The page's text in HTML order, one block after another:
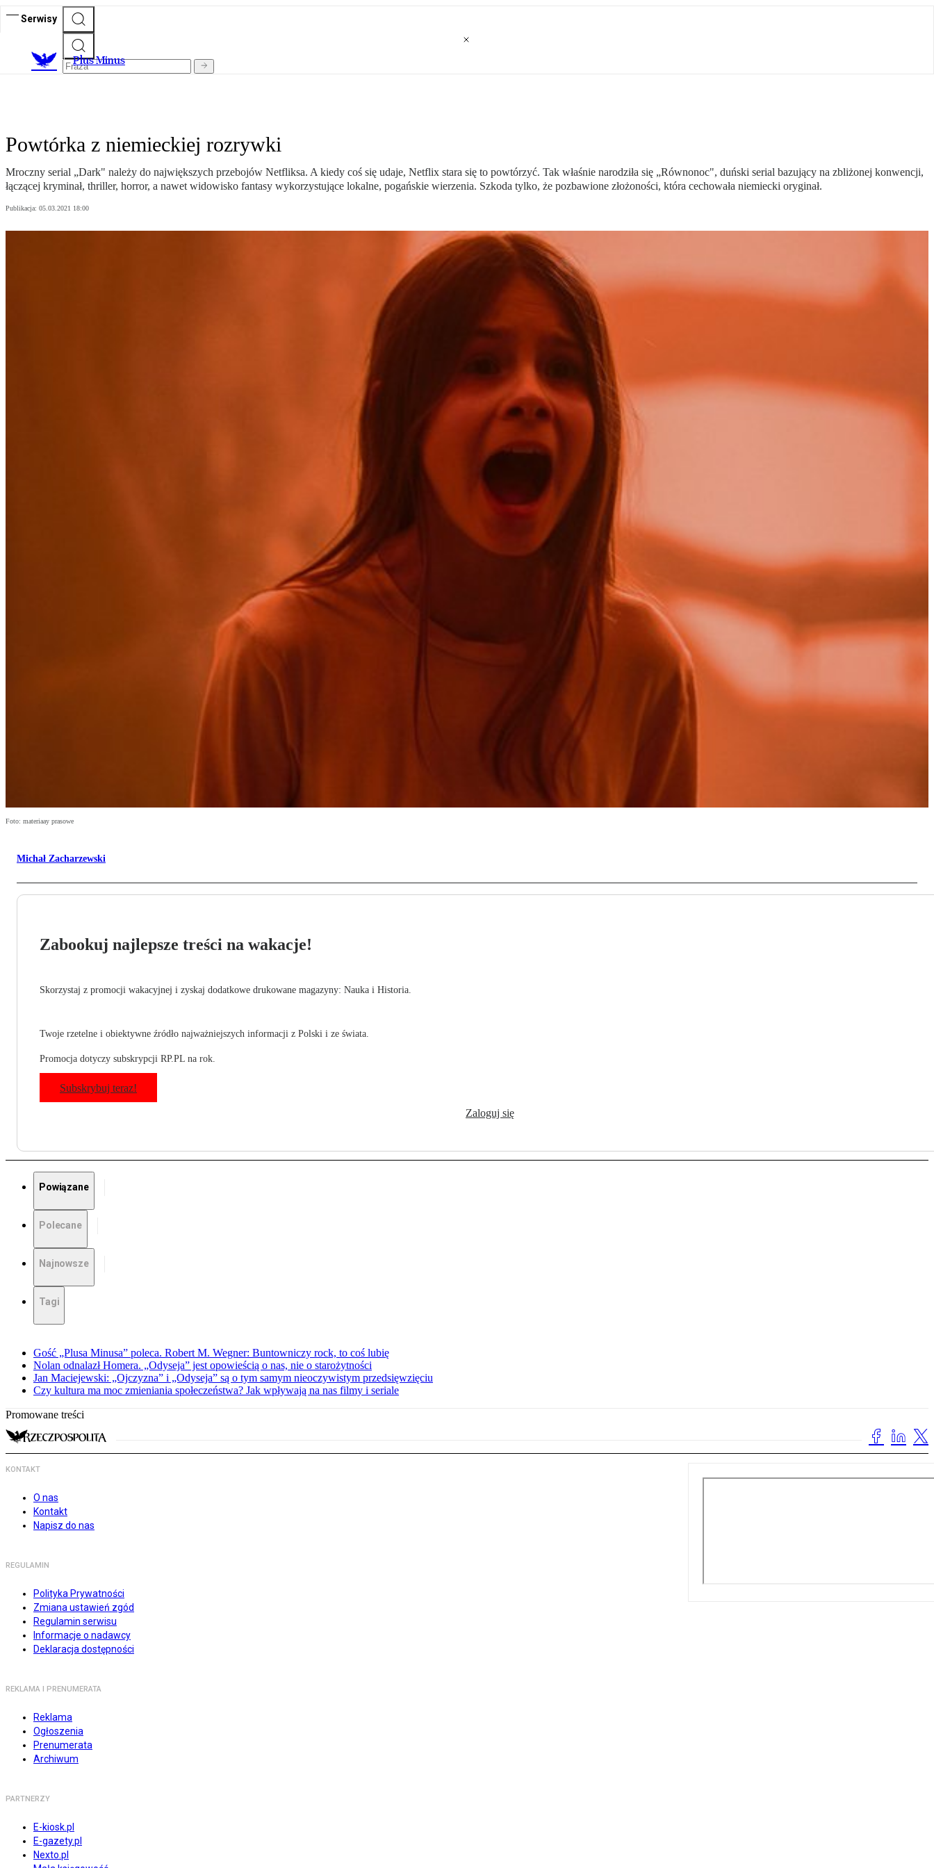
Serwisy
Plus Minus
Powtórka z niemieckiej rozrywki
Mroczny serial „Dark" należy do największych przebojów Netfliksa. A kiedy coś się udaje, Netflix stara się to powtórzyć. Tak właśnie narodziła się „Równonoc", duński serial bazujący na zbliżonej konwencji,
łączącej kryminał, thriller, horror, a nawet widowisko fantasy wykorzystujące lokalne, pogańskie wierzenia. Szkoda tylko, że pozbawione złożoności, która cechowała niemiecki oryginał.
Publikacja: 05.03.2021 18:00
Foto: materiaay prasowe
Michał Zacharzewski
Zabookuj najlepsze treści na wakacje!
Skorzystaj z promocji wakacyjnej i zyskaj dodatkowe drukowane magazyny: Nauka i Historia.
Twoje rzetelne i obiektywne źródło najważniejszych informacji z Polski i ze świata.
Promocja dotyczy subskrypcji RP.PL na rok.
Subskrybuj teraz!
Zaloguj się
Powiązane
Polecane
Najnowsze
Tagi
Gość „Plusa Minusa” poleca. Robert M. Wegner: Buntowniczy rock, to coś lubię
Nolan odnalazł Homera. „Odyseja” jest opowieścią o nas, nie o starożytności
Jan Maciejewski: „Ojczyzna” i „Odyseja” są o tym samym nieoczywistym przedsięwzięciu
Czy kultura ma moc zmieniania społeczeństwa? Jak wpływają na nas filmy i seriale
Promowane treści
KONTAKT
O nas
Kontakt
Napisz do nas
REGULAMIN
Polityka Prywatności
Zmiana ustawień zgód
Regulamin serwisu
Informacje o nadawcy
Deklaracja dostępności
REKLAMA I PRENUMERATA
Reklama
Ogłoszenia
Prenumerata
Archiwum
PARTNERZY
E-kiosk.pl
E-gazety.pl
Nexto.pl